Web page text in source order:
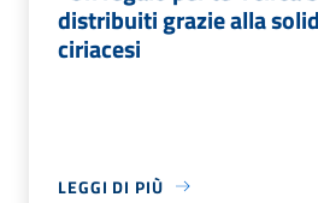
distribuiti grazie alla
ciriacesi
LEGGI DI PIÙ